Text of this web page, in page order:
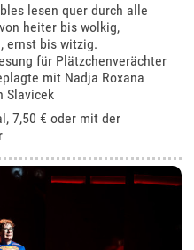
lesen quer durch alle
heiter bis wolkig,
ernst bis witzig.
für Plätzchenverächter
mit Nadja Roxana
Slavicek
, 7,50 € oder mit der